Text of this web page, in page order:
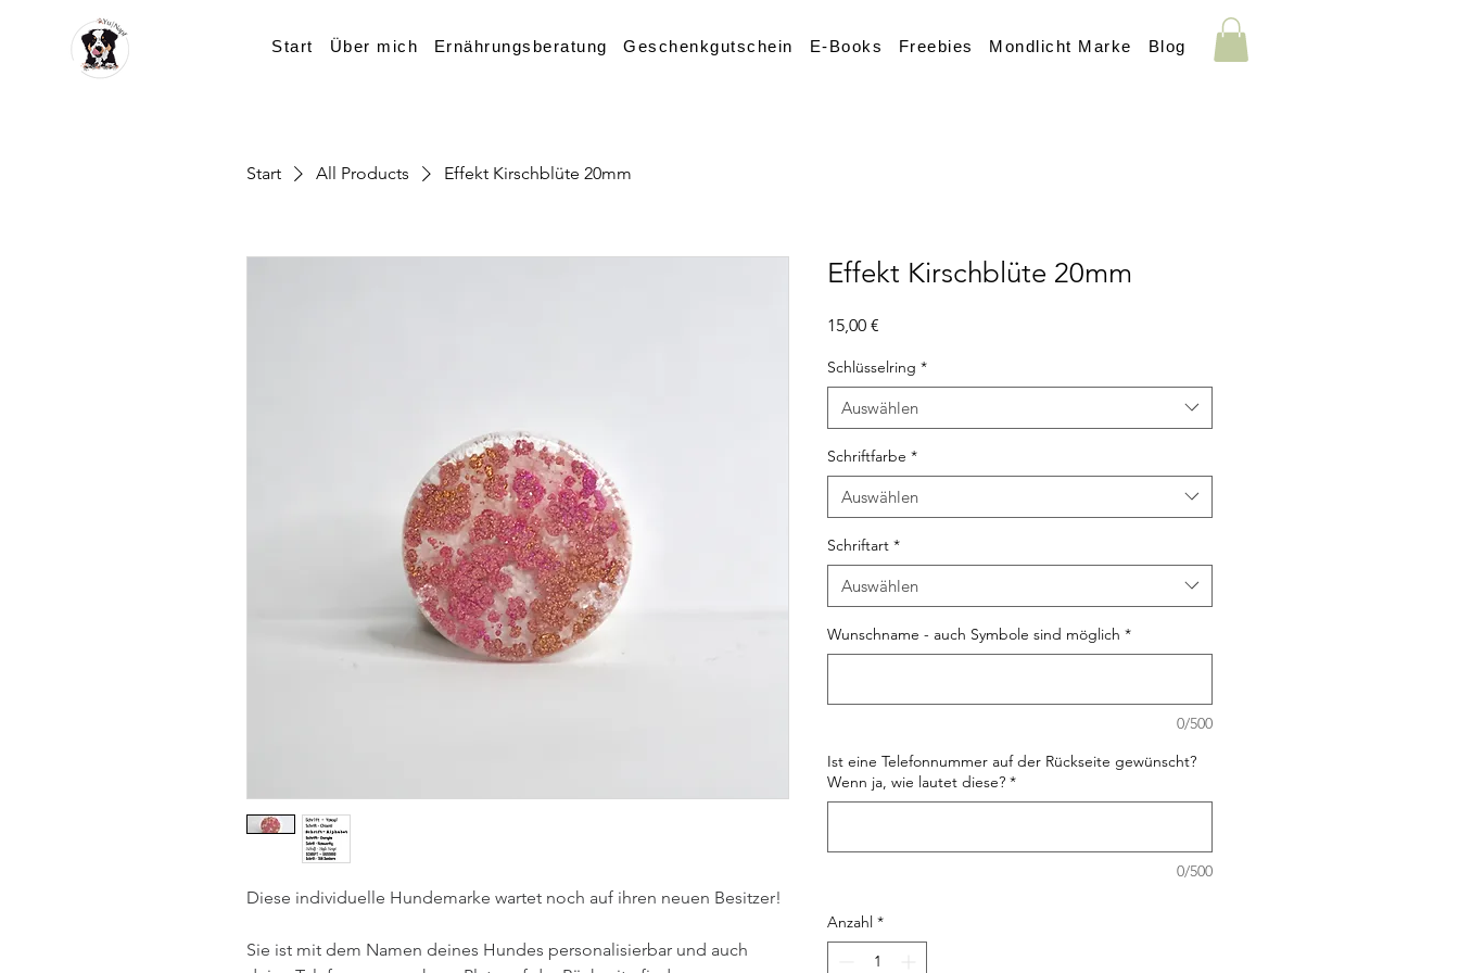
Start Über mich Ernährungsberatung Geschenkgutschein E-Books Freebies Mondlicht Marke Blog
Start All Products Effekt Kirschblüte 20mm
Diese individuelle Hundemarke wartet noch auf ihren neuen Besitzer!
Sie ist mit dem Namen deines Hundes personalisierbar und auch
Effekt Kirschblüte 20mm
15,00 €
Schlüsselring *
Auswählen
Schriftfarbe *
Auswählen
Schriftart *
Auswählen
Wunschname - auch Symbole sind möglich *
0/500
Ist eine Telefonnummer auf der Rückseite gewünscht?
Wenn ja, wie lautet diese? *
0/500
Anzahl *